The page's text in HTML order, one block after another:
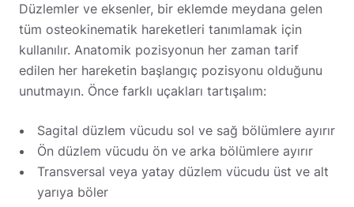
Düzlemler ve eksenler, bir eklemde meydana gelen
tüm osteokinematik hareketleri tanımlamak için
kullanılır. Anatomik pozisyonun her zaman tarif
edilen her hareketin başlangıç pozisyonu olduğunu
unutmayın. Önce farklı uçakları tartışalım:
Sagital düzlem vücudu sol ve sağ bölümlere ayırır
Ön düzlem vücudu ön ve arka bölümlere ayırır
Transversal veya yatay düzlem vücudu üst ve alt
yarıya böler